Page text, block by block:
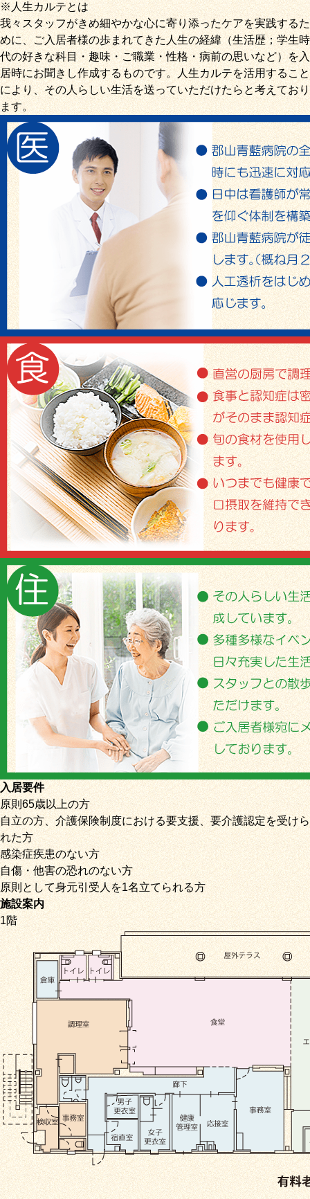
※人生カルテとは
我々スタッフがきめ細やかな心に寄り添ったケアを実践するた
めに、ご入居者様の歩まれてきた人生の経緯（生活歴；学生時
代の好きな科目・趣味・ご職業・性格・病前の思いなど）を入
居時にお聞きし作成するものです。人生カルテを活用すること
により、その人らしい生活を送っていただけたらと考えており
ます。
入居要件
原則65歳以上の方
自立の方、介護保険制度における要支援、要介護認定を受けら
れた方
感染症疾患のない方
自傷・他害の恐れのない方
原則として身元引受人を1名立てられる方
施設案内
1階